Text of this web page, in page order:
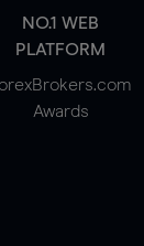
NO.1 WEB
PLATFORM
Awards